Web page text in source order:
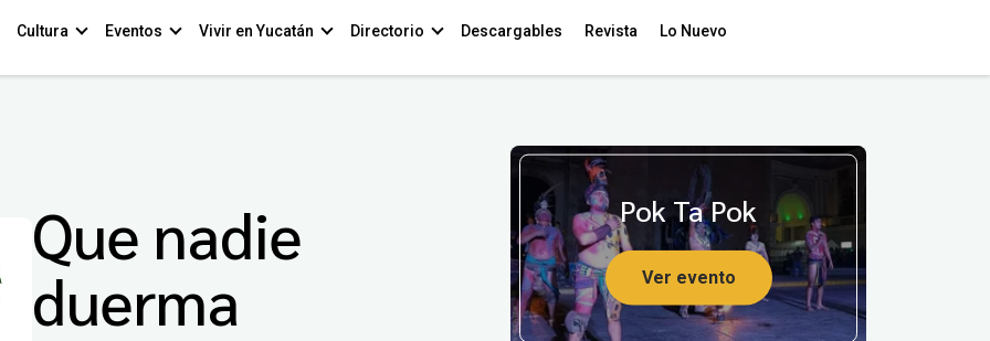
Cultura Eventos Vivir en Yucatán Directorio Descargables Revista Lo Nuevo
Que nadie
duerma
Pok Ta Pok
Ver evento